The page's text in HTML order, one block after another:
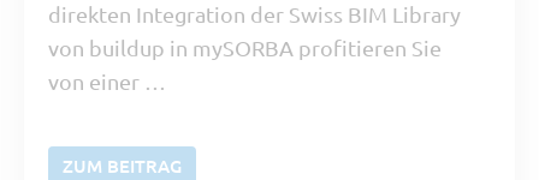
direkten Integration der Swiss BIM Library
von buildup in mySORBA profitieren Sie
von einer …
ZUM BEITRAG